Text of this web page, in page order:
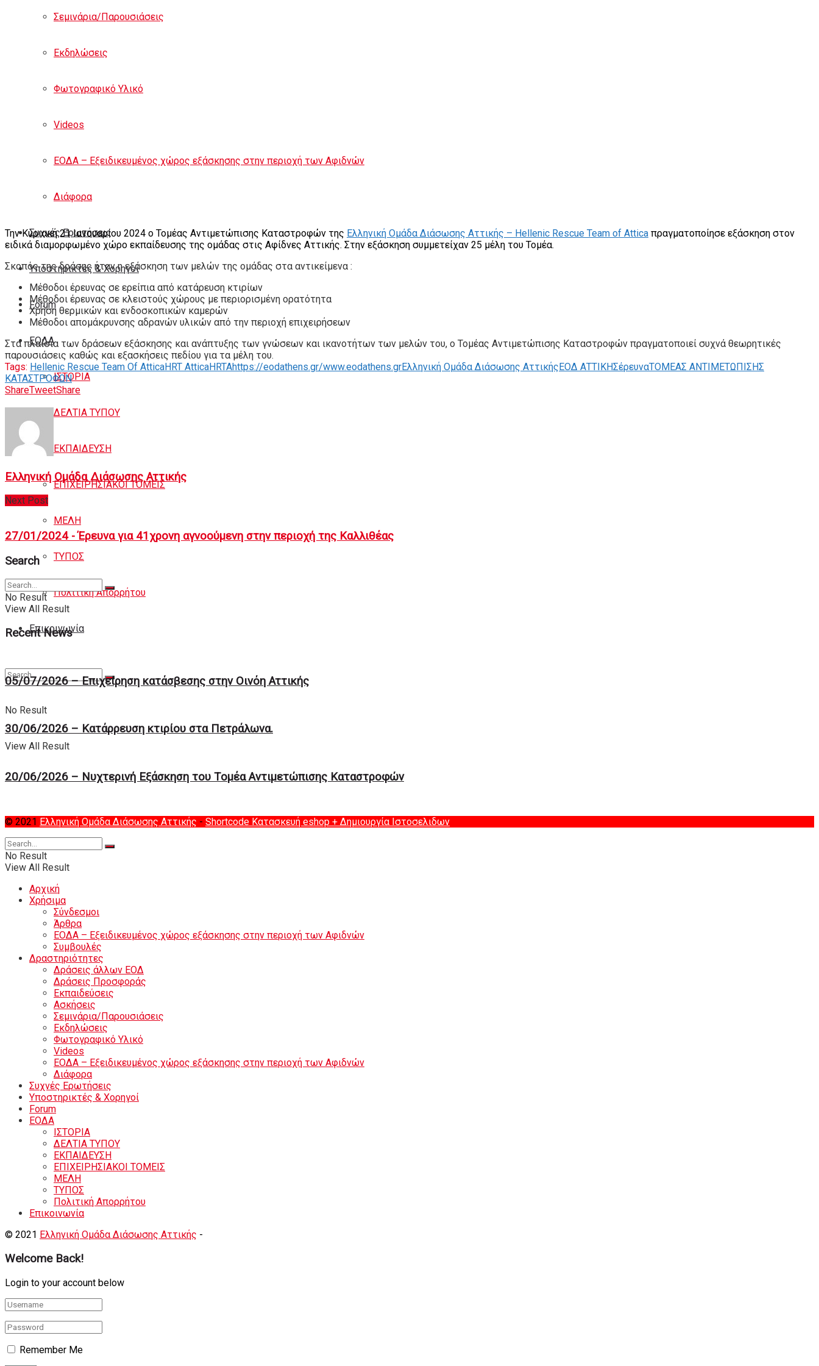
Σεμινάρια/Παρουσιάσεις
Εκδηλώσεις
Φωτογραφικό Υλικό
Videos
ΕΟΔΑ – Εξειδικευμένος χώρος εξάσκησης στην περιοχή των Αφιδνών
Διάφορα
Συχνές Ερωτήσεις
Υποστηρικτές & Χορηγοί
Forum
ΕΟΔA
ΙΣΤΟΡΙΑ
ΔΕΛΤΙΑ ΤΥΠΟΥ
ΕΚΠΑΙΔΕΥΣΗ
ΕΠΙΧΕΙΡΗΣΙΑΚΟΙ ΤΟΜΕΙΣ
ΜΕΛΗ
ΤΥΠΟΣ
Πολιτική Απορρήτου
Eπικοινωνία
No Result
View All Result
Την Κυριακή 21 Ιανουαρίου 2024 ο Τομέας Αντιμετώπισης Καταστροφών της Ελληνική Ομάδα Διάσωσης Αττικής – Hellenic Rescue Team of Attica πραγματοποίησε εξάσκηση στον
ειδικά διαμορφωμένο χώρο εκπαίδευσης της ομάδας στις Αφίδνες Αττικής. Στην εξάσκηση συμμετείχαν 25 μέλη του Τομέα.
Σκοπός της δράσης ήταν η εξάσκηση των μελών της ομάδας στα αντικείμενα :
Μέθοδοι έρευνας σε ερείπια από κατάρευση κτιρίων
Μέθοδοι έρευνας σε κλειστούς χώρους με περιορισμένη ορατότητα
Χρήση θερμικών και ενδοσκοπικών καμερών
Μέθοδοι απομάκρυνσης αδρανών υλικών από την περιοχή επιχειρήσεων
Στα πλαίσια των δράσεων εξάσκησης και ανάπτυξης των γνώσεων και ικανοτήτων των μελών του, ο Τομέας Αντιμετώπισης Καταστροφών πραγματοποιεί συχνά θεωρητικές
παρουσιάσεις καθώς και εξασκήσεις πεδίου για τα μέλη του.
Tags: Hellenic Rescue Team Of AtticaHRT AtticaHRTAhttps://eodathens.gr/www.eodathens.grΕλληνική Ομάδα Διάσωσης ΑττικήςΕΟΔ ΑΤΤΙΚΗΣέρευναΤΟΜΕΑΣ ΑΝΤΙΜΕΤΩΠΙΣΗΣ
ΚΑΤΑΣΤΡΟΦΩΝ
ShareTweetShare
Ελληνική Ομάδα Διάσωσης Αττικής
Next Post
27/01/2024 - Έρευνα για 41χρονη αγνοούμενη στην περιοχή της Καλλιθέας
Search
No Result
View All Result
Recent News
05/07/2026 – Επιχείρηση κατάσβεσης στην Οινόη Αττικής
30/06/2026 – Κατάρρευση κτιρίου στα Πετράλωνα.
20/06/2026 – Νυχτερινή Eξάσκηση του Tομέα Αντιμετώπισης Καταστροφών
© 2021 Ελληνική Ομάδα Διάσωσης Αττικής - Shortcode Κατασκευή eshop + Δημιουργία Ιστοσελιδων
No Result
View All Result
Αρχική
Χρήσιμα
Σύνδεσμοι
Άρθρα
ΕΟΔΑ – Εξειδικευμένος χώρος εξάσκησης στην περιοχή των Αφιδνών
Συμβουλές
Δραστηριότητες
Δράσεις άλλων ΕΟΔ
Δράσεις Προσφοράς
Εκπαιδεύσεις
Ασκήσεις
Σεμινάρια/Παρουσιάσεις
Εκδηλώσεις
Φωτογραφικό Υλικό
Videos
ΕΟΔΑ – Εξειδικευμένος χώρος εξάσκησης στην περιοχή των Αφιδνών
Διάφορα
Συχνές Ερωτήσεις
Υποστηρικτές & Χορηγοί
Forum
ΕΟΔA
ΙΣΤΟΡΙΑ
ΔΕΛΤΙΑ ΤΥΠΟΥ
ΕΚΠΑΙΔΕΥΣΗ
ΕΠΙΧΕΙΡΗΣΙΑΚΟΙ ΤΟΜΕΙΣ
ΜΕΛΗ
ΤΥΠΟΣ
Πολιτική Απορρήτου
Eπικοινωνία
© 2021 Ελληνική Ομάδα Διάσωσης Αττικής -
Welcome Back!
Login to your account below
Remember Me